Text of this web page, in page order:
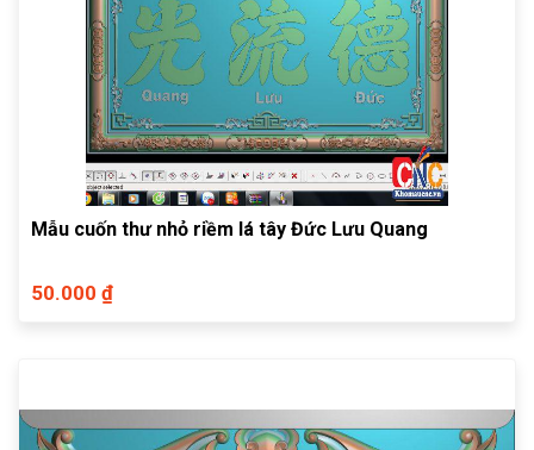
Mẫu cuốn thư nhỏ riềm lá tây Đức Lưu Quang
50.000 ₫